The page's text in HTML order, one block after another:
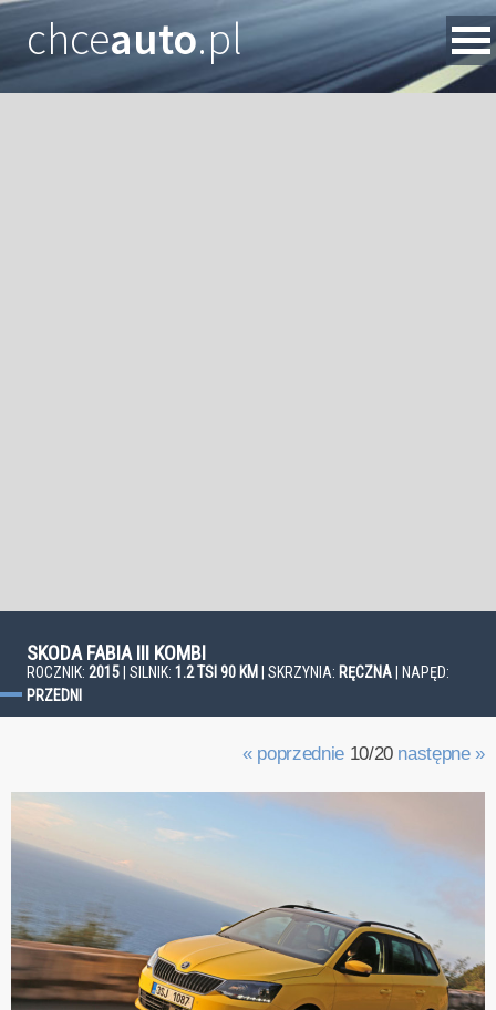
chceauto.pl
SKODA FABIA III KOMBI
ROCZNIK: 2015 | SILNIK: 1.2 TSI 90 KM | SKRZYNIA: RĘCZNA | NAPĘD:
PRZEDNI
« poprzednie10/20 następne »